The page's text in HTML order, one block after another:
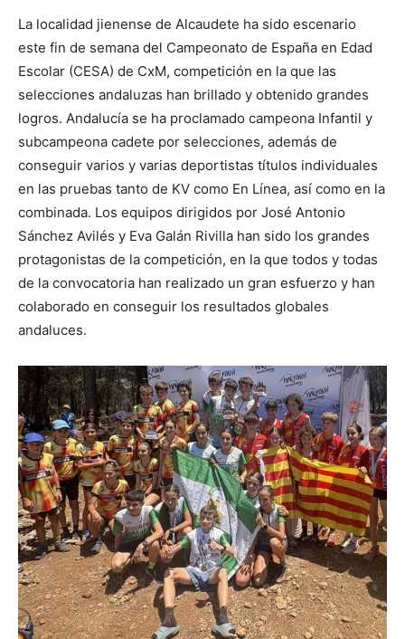
La localidad jienense de Alcaudete ha sido escenario
este fin de semana del Campeonato de España en Edad
Escolar (CESA) de CxM, competición en la que las
selecciones andaluzas han brillado y obtenido grandes
logros. Andalucía se ha proclamado campeona Infantil y
subcampeona cadete por selecciones, además de
conseguir varios y varias deportistas títulos individuales
en las pruebas tanto de KV como En Línea, así como en la
combinada. Los equipos dirigidos por José Antonio
Sánchez Avilés y Eva Galán Rivilla han sido los grandes
protagonistas de la competición, en la que todos y todas
de la convocatoria han realizado un gran esfuerzo y han
colaborado en conseguir los resultados globales
andaluces.